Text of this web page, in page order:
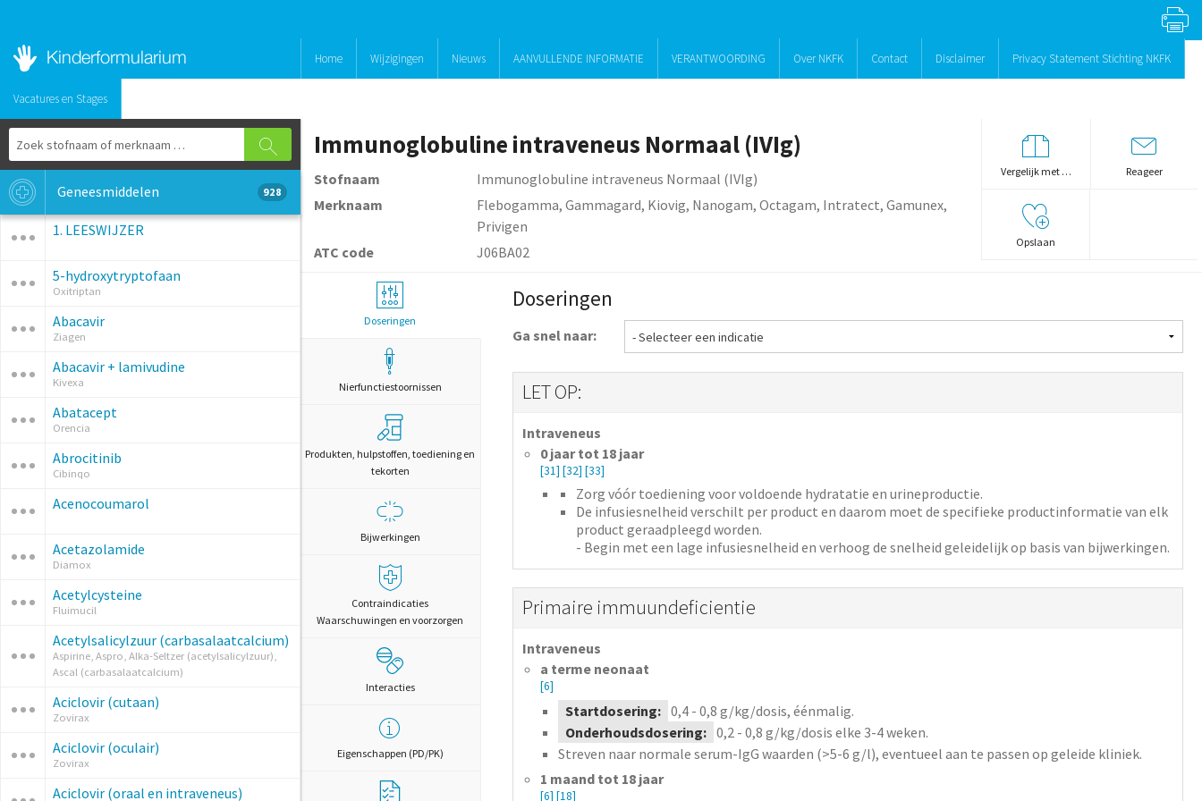
Home Wijzigingen Nieuws AANVULLENDE INFORMATIE VERANTWOORDING Over NKFK Contact Disclaimer Privacy Statement Stichting NKFK
Vacatures en Stages
Geneesmiddelen 928
1. LEESWIJZER
5-hydroxytryptofaan
Oxitriptan
Abacavir
Ziagen
Abacavir + lamivudine
Kivexa
Abatacept
Orencia
Abrocitinib
Cibinqo
Acenocoumarol
Acetazolamide
Diamox
Acetylcysteine
Fluimucil
Acetylsalicylzuur (carbasalaatcalcium)
Aspirine, Aspro, Alka-Seltzer (acetylsalicylzuur),
Ascal (carbasalaatcalcium)
Aciclovir (cutaan)
Zovirax
Aciclovir (oculair)
Zovirax
Aciclovir (oraal en intraveneus)
Immunoglobuline intraveneus Normaal (IVIg)
Stofnaam
Immunoglobuline intraveneus Normaal (IVIg)
Merknaam
Flebogamma, Gammagard, Kiovig, Nanogam, Octagam, Intratect, Gamunex,
Privigen
ATC code
J06BA02
Vergelijk met … Reageer
Opslaan
Doseringen
Nierfunctiestoornissen
Produkten, hulpstoffen, toediening en
tekorten
Bijwerkingen
Contraindicaties
Waarschuwingen en voorzorgen
Interacties
Eigenschappen (PD/PK)
Doseringen
Ga snel naar:
LET OP:
Intraveneus
0 jaar tot 18 jaar
[31] [32] [33]
Zorg vóór toediening voor voldoende hydratatie en urineproductie.
De infusiesnelheid verschilt per product en daarom moet de specifieke productinformatie van elk
product geraadpleegd worden.
- Begin met een lage infusiesnelheid en verhoog de snelheid geleidelijk op basis van bijwerkingen.
Primaire immuundeficientie
Intraveneus
a terme neonaat
[6]
Startdosering: 0,4 - 0,8 g/kg/dosis, éénmalig.
Onderhoudsdosering: 0,2 - 0,8 g/kg/dosis elke 3-4 weken.
Streven naar normale serum-IgG waarden (>5-6 g/l), eventueel aan te passen op geleide kliniek.
1 maand tot 18 jaar
[6] [18]